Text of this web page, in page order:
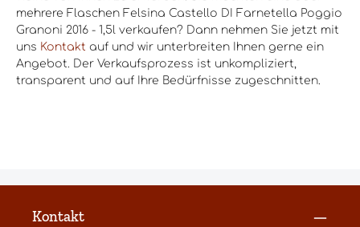
mehrere Flaschen Felsina Castello DI Farnetella Poggio
Granoni 2016 - 1,5l verkaufen? Dann nehmen Sie jetzt mit
uns Kontakt auf und wir unterbreiten Ihnen gerne ein
Angebot. Der Verkaufsprozess ist unkompliziert,
transparent und auf Ihre Bedürfnisse zugeschnitten.
Kontakt